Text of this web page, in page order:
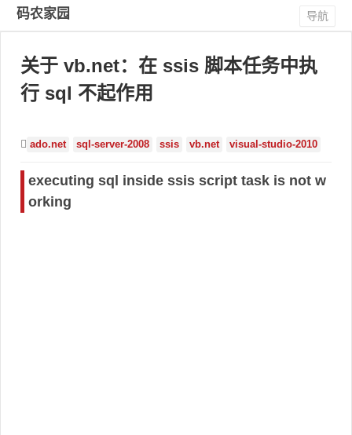
码农家园 导航
关于 vb.net：在 ssis 脚本任务中执
行 sql 不起作用
ado.net sql-server-2008 ssis vb.net visual-studio-2010
executing sql inside ssis script task is not w
orking